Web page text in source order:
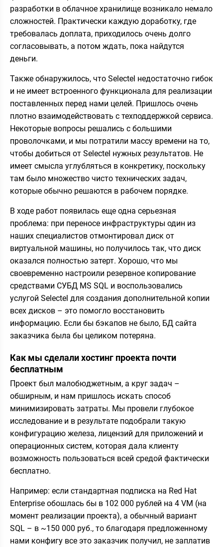
разработки в облачное хранилище возникало немало
сложностей. Практически каждую доработку, где
требовалась доплата, приходилось очень долго
согласовывать, а потом ждать, пока найдутся
деньги.
Также обнаружилось, что Selectel недостаточно гибок
и не имеет встроенного функционала для реализации
поставленных перед нами целей. Пришлось очень
плотно взаимодействовать с техподдержкой сервиса.
Некоторые вопросы решались с большими
проволочками, и мы потратили массу времени на то,
чтобы добиться от Selectel нужных результатов. Не
имеет смысла углубляться в конкретику, поскольку
там было множество чисто технических задач,
которые обычно решаются в рабочем порядке.
В ходе работ появилась еще одна серьезная
проблема: при переносе инфраструктуры один из
наших специалистов отмонтировал диск от
виртуальной машины, но получилось так, что диск
оказался полностью затерт. Хорошо, что мы
своевременно настроили резервное копирование
средствами СУБД MS SQL и воспользовались
услугой Selectel для создания дополнительной копии
всех дисков – это помогло восстановить
информацию. Если бы бэкапов не было, БД сайта
заказчика была бы целиком потеряна.
Как мы сделали хостинг проекта почти
бесплатным
Проект был малобюджетным, а круг задач –
обширным, и нам пришлось искать способ
минимизировать затраты. Мы провели глубокое
исследование и в результате подобрали такую
конфигурацию железа, лицензий для приложений и
операционных систем, которая дала клиенту
возможность пользоваться всей средой фактически
бесплатно.
Например: если стандартная подписка на Red Hat
Enterprise обошлась бы в 102 000 рублей на 4 VM (на
момент реализации проекта), а обычный вариант
SQL – в ~150 000 руб., то благодаря предложенному
нами конфигу все это заказчик получил, не заплатив